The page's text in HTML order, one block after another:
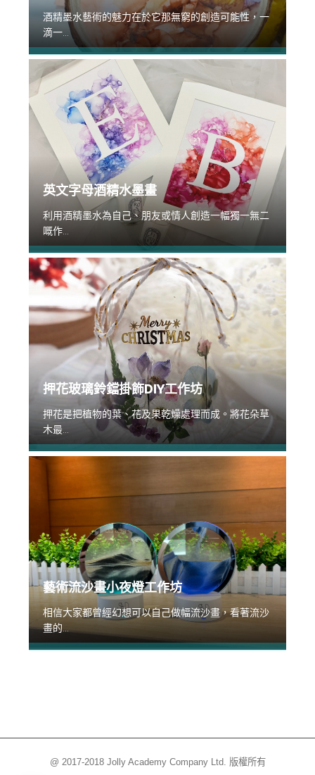
酒精墨水藝術的魅力在於它那無窮的創造可能性，一
滴一...
英文字母酒精水墨畫
利用酒精墨水為自己、朋友或情人創造一幅獨一無二
嘅作...
押花玻璃鈴鐺掛飾DIY工作坊
押花是把植物的葉、花及果乾燥處理而成。將花朵草
木最...
藝術流沙畫小夜燈工作坊
相信大家都曾經幻想可以自己做幅流沙畫，看著流沙
畫的...
@ 2017-2018 Jolly Academy Company Ltd. 版權所有